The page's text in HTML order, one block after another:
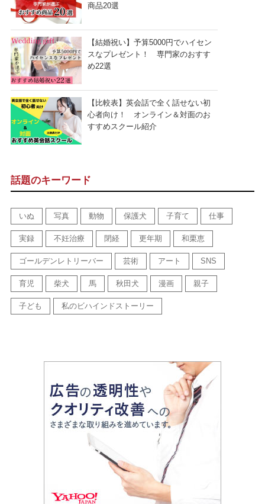
商品20選
【結婚祝い】予算5000円でハイセン
スなプレゼント！ 専門家のおすす
め22選
【比較表】英会話で全く話せない初
心者向け！ オンライン＆対面のお
すすめスクール紹介
話題のキーワード
いぬ 写真 動物 保護犬 子育て 仕事
実録 不妊治療 閉経 更年期 和栗恵
ゴールデンレトリーバー 芸術 アート SNS
育児 柴犬 馬 秋田犬 漫画 親子
子ども 私のビハインドストーリー